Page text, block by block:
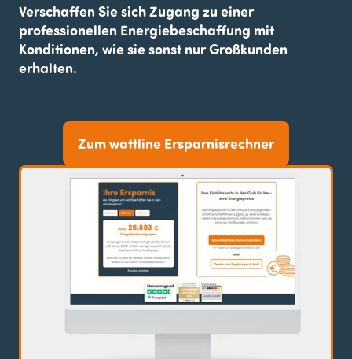
Verschaffen Sie sich Zugang zu einer
professionellen Energiebeschaffung mit
Konditionen, wie sie sonst nur Großkunden
erhalten.
Zum wattline Ersparnisrechner